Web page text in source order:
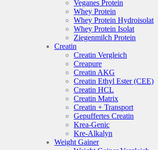
Veganes Protein
Whey Protein
Whey Protein Hydroisolat
Whey Protein Isolat
Ziegenmilch Protein
Creatin
Creatin Vergleich
Creapure
Creatin AKG
Creatin Ethyl Ester (CEE)
Creatin HCL
Creatin Matrix
Creatin + Transport
Gepuffertes Creatin
Krea-Genic
Kre-Alkalyn
Weight Gainer